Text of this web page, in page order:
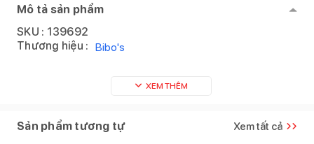
Mô tả sản phẩm
SKU : 139692
Thương hiệu : Bibo's
XEM THÊM
Sản phẩm tương tự Xem tất cả